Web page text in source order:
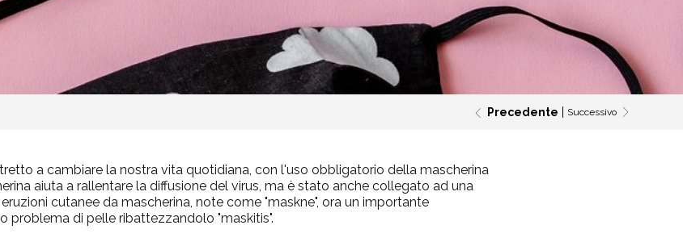
Precedente Successivo
a cambiare la nostra vita quotidiana, con l'uso obbligatorio della mascherina
aiuta a rallentare la diffusione del virus, ma è stato anche collegato ad una
cutanee da mascherina, note come "maskne", ora un importante
problema di pelle ribattezzandolo "maskitis".